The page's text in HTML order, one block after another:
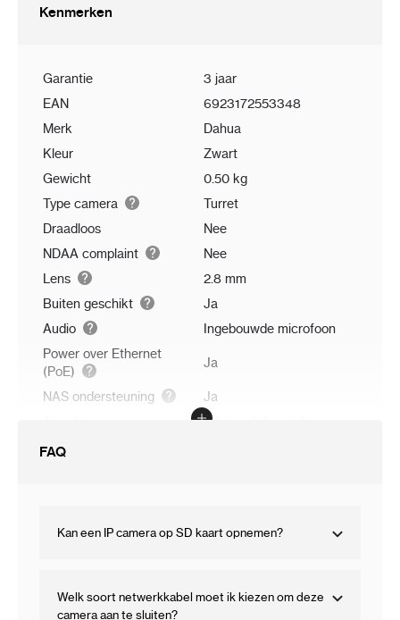
AI Codec en AI SSA
IR bereik tot 30 meter
Geschikt voor MicroSD kaart tot 256GB
Waterbestendige IP67 behuizing
Kenmerken
Garantie
3 jaar
EAN
6923172553348
Merk
Dahua
Kleur
Zwart
Gewicht
0.50 kg
Type camera
Turret
Draadloos
Nee
NDAA complaint
Nee
Lens
2.8 mm
Buiten geschikt
Ja
Audio
Ingebouwde microfoon
Power over Ethernet
(PoE)
Ja
NAS ondersteuning
Ja
9.36 x 10.6 x 10.6 cm
FAQ
Kan een IP camera op SD kaart opnemen?
Welk soort netwerkkabel moet ik kiezen om deze
camera aan te sluiten?